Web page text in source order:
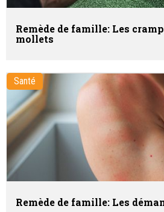
Remède de famille: Les
mollets
Santé
Remède de famille: Les